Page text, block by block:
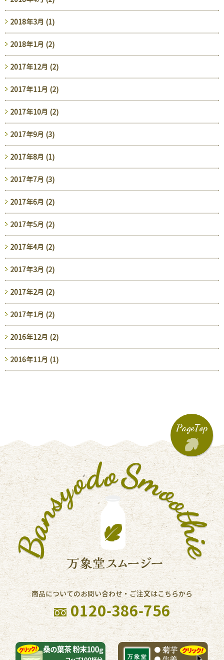
2018年3月 (1)
2018年1月 (2)
2017年12月 (2)
2017年11月 (2)
2017年10月 (2)
2017年9月 (3)
2017年8月 (1)
2017年7月 (3)
2017年6月 (2)
2017年5月 (2)
2017年4月 (2)
2017年3月 (2)
2017年2月 (2)
2017年1月 (2)
2016年12月 (2)
2016年11月 (1)
PageTop
商品についてのお問い合わせ・ご注文はこちらから
0120-386-756